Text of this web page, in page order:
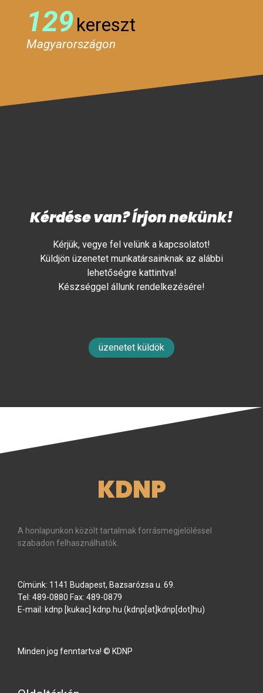
129kereszt
Magyarországon
Kérdése van? Írjon nekünk!
Kérjük, vegye fel velünk a kapcsolatot!
Küldjön üzenetet munkatársainknak az alábbi
lehetőségre kattintva!
Készséggel állunk rendelkezésére!
üzenetet küldök
KDNP
A honlapunkon közölt tartalmak forrásmegjelöléssel
szabadon felhasználhatók.
Címünk: 1141 Budapest, Bazsarózsa u. 69.
Tel: 489-0880 Fax: 489-0879
E-mail: kdnp [kukac] kdnp hu (kdnp[at]kdnp[dot]hu)
Minden jog fenntartva! © KDNP